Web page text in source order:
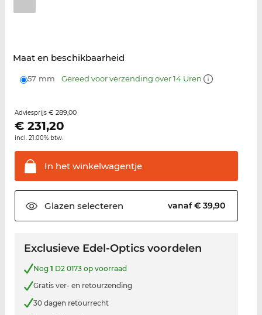
Maat en beschikbaarheid
57 mm Gereed voor verzending over 14 Uren
Adviesprijs € 289,00
€ 231,20
incl. 21.00% btw.
In hetwinkelwagentje
Glazen selecteren vanaf € 39,90
Exclusieve Edel-Optics voordelen
Nog 1 D2 0173 op voorraad
Gratis ver- en retourzending
30 dagen retourrecht